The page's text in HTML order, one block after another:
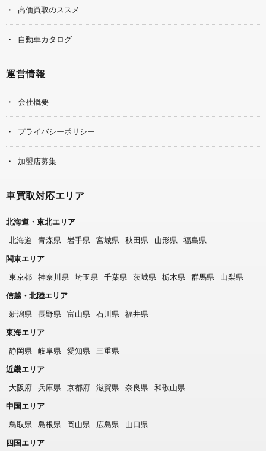
高価買取のススメ
自動車カタログ
運営情報
会社概要
プライバシーポリシー
加盟店募集
車買取対応エリア
北海道・東北エリア
北海道
青森県 岩手県 宮城県 秋田県 山形県
福島県
関東エリア
東京都
神奈川県 埼玉県 千葉県 茨城県 栃木県 群馬県
山梨県
信越・北陸エリア
新潟県
長野県 富山県 石川県
福井県
東海エリア
静岡県
岐阜県 愛知県
三重県
近畿エリア
大阪府
兵庫県 京都府 滋賀県 奈良県
和歌山県
中国エリア
鳥取県
島根県 岡山県 広島県
山口県
四国エリア